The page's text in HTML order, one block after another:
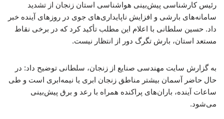
رئیس کارشناسی پیش‌بینی هواشناسی استان زنجان از تشدید
سامانه‌های بارشی و افزایش ناپایداری‌های جوی در روزهای آینده خبر
داد. حسین سلطانی با اعلام این مطلب تأکید کرد که در برخی نقاط
مستعد استان، بارش تگرگ دور از انتظار نیست.
به گزارش سایت مهندسی صنایع از زنجان، سلطانی توضیح داد: در
حال حاضر آسمان بیشتر مناطق زنجان ابری یا نیمه‌ابری است و طی
ساعات آینده، باران‌های پراکنده همراه با رعد و برق پیش‌بینی
می‌شود.